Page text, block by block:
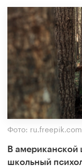
Фото: ru.freepik.com
В американской
школьный